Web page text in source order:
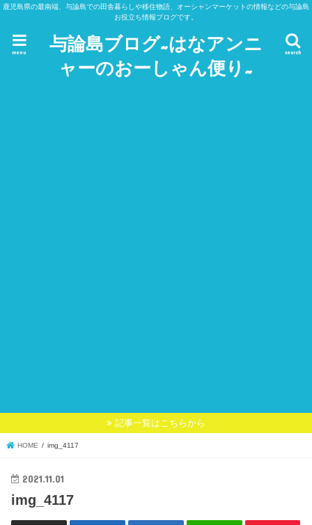
鹿児島県の最南端、与論島での田舎暮らしや移住物語、オーシャンマーケットの情報などの与論島
お役立ち情報ブログです。
与論島ブログ~はなアンニ
ャーのおーしゃん便り~
search
menu
記事一覧はこちらから
HOME img_4117
2021.11.01
img_4117